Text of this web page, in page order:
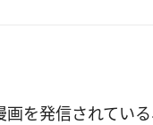
を発信されてい